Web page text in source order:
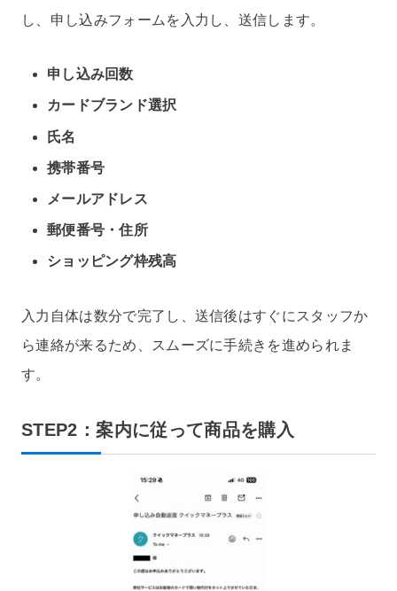
し、申し込みフォームを入力し、送信します。
申し込み回数
カードブランド選択
氏名
携帯番号
メールアドレス
郵便番号・住所
ショッピング枠残高
入力自体は数分で完了し、送信後はすぐにスタッフか
ら連絡が来るため、スムーズに手続きを進められま
す。
STEP2：案内に従って商品を購入